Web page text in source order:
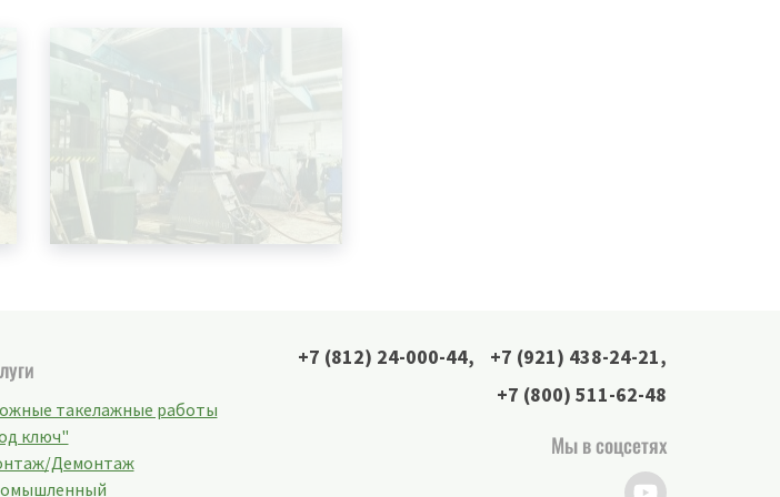
такелажные работы
ключ"
Демонтаж
+7 (812) 24-000-44, +7 (921) 438-24-21,
+7 (800) 511-62-48
Мы в соцсетях